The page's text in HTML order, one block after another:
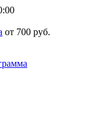
от 700 руб.